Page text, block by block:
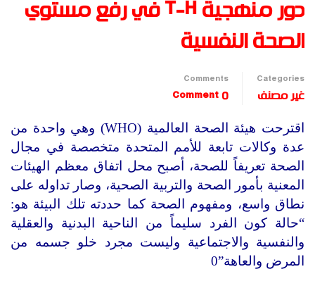
دور منهجية T-H في رفع مستوي
الصحة النفسية
Categories
غير مصنف
Comments
0 Comment
اقترحت هيئة الصحة العالمية (WHO) وهي واحدة من
عدة وكالات تابعة للأمم المتحدة متخصصة في مجال
الصحة تعريفاً للصحة، أصبح محل اتفاق معظم الهيئات
المعنية بأمور الصحة والتربية الصحية، وصار تداوله على
نطاق واسع، ومفهوم الصحة كما حددته تلك البيئة هو:
“حالة كون الفرد سليماً من الناحية البدنية والعقلية
والنفسية والاجتماعية وليست مجرد خلو جسمه من
المرض والعاهة”0